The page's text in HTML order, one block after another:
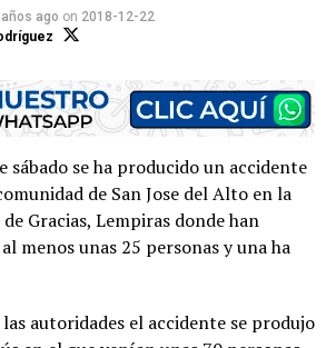
ago on 2018-12-22
sábado se ha producido un accidente
de San Jose del Alto en la
Gracias, Lempiras donde han
menos unas 25 personas y una ha
autoridades el accidente se produjo